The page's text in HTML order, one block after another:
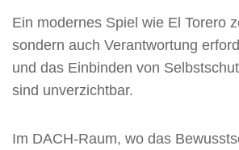
Ein modernes Spiel wie El Torero
sondern auch Verantwortung
und das Einbinden von
sind unverzichtbar.
Im DACH-Raum, wo das